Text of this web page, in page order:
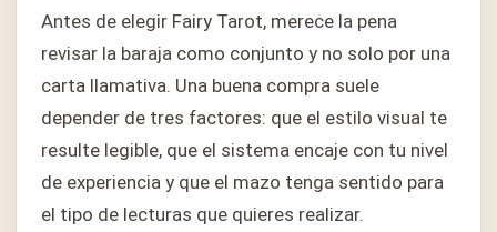
Antes de elegir Fairy Tarot, merece la pena
revisar la baraja como conjunto y no solo por una
carta llamativa. Una buena compra suele
depender de tres factores: que el estilo visual te
resulte legible, que el sistema encaje con tu nivel
de experiencia y que el mazo tenga sentido para
el tipo de lecturas que quieres realizar.